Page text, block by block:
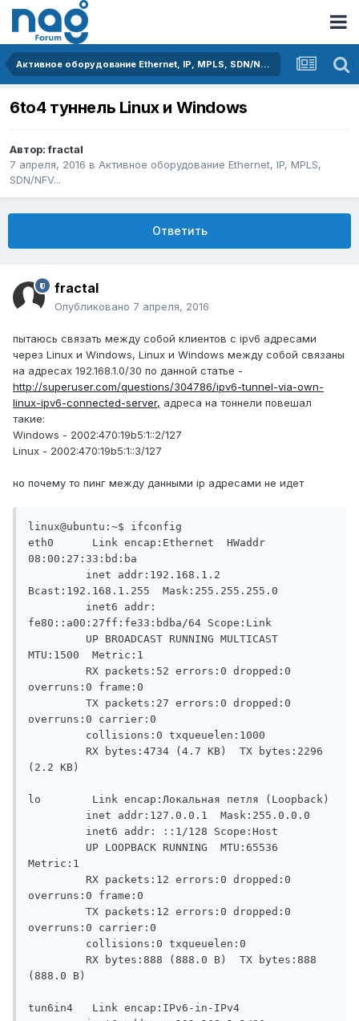
Активное оборудование Ethernet, IP, MPLS, SDN/NFV...
6to4 туннель Linux и Windows
Автор:fractal
7 апреля, 2016 в Активное оборудование Ethernet, IP, MPLS,
SDN/NFV...
Ответить
fractal
Опубликовано 7 апреля, 2016
пытаюсь связать между собой клиентов с ipv6 адресами
через Linux и Windows, Linux и Windows между собой связаны
на адресах 192.168.1.0/30 по данной статье -
http://superuser.com/questions/304786/ipv6-tunnel-via-own-
linux-ipv6-connected-server, адреса на тоннели повешал
такие:
Windows - 2002:470:19b5:1::2/127
Linux - 2002:470:19b5:1::3/127
но почему то пинг между данными ip адресами не идет
linux@ubuntu:~$ ifconfig
eth0      Link encap:Ethernet  HWaddr
08:00:27:33:bd:ba
Bcast:192.168.1.255  Mask:255.255.255.0
fe80::a00:27ff:fe33:bdba/64 Scope:Link
MTU:1500  Metric:1
overruns:0 frame:0
overruns:0 carrier:0
(2.2 KB)
lo        Link encap:Локальная петля (Loopback)
Metric:1
overruns:0 frame:0
overruns:0 carrier:0
(888.0 B)
tun6in4   Link encap:IPv6-in-IPv4